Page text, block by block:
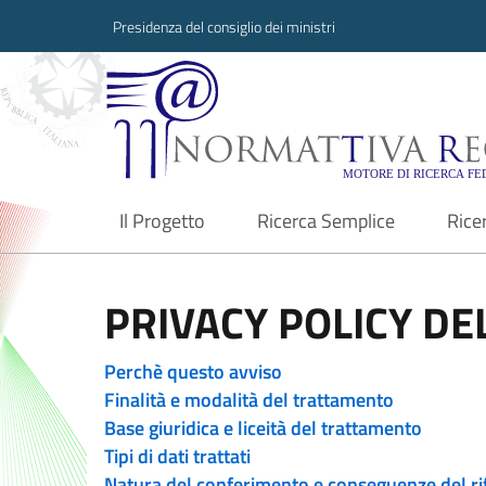
Presidenza del consiglio dei ministri
Normattiva
Il Progetto
current Ricerca Semplice
PRIVACY POLICY
Perchè questo avviso
Finalità e modalità del trattamento
Base giuridica e liceità del trattamento
Tipi di dati trattati